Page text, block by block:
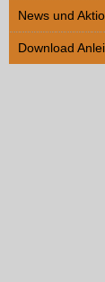
News und
Download